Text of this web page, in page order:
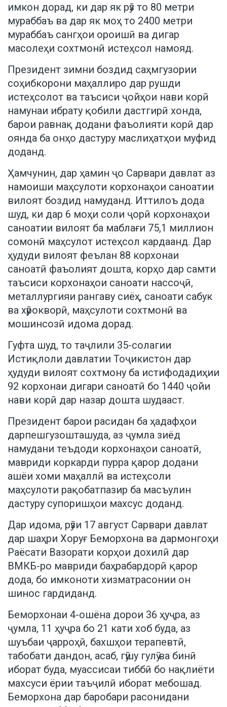
имкон дорад, ки дар як рӯз то 80 метри
мураббаъ ва дар як моҳ то 2400 метри
мураббаъ сангҳои ороишӣ ва дигар
масолеҳи сохтмонӣ истеҳсол намояд.
Президент зимни боздид саҳмгузории
соҳибкорони маҳаллиро дар рушди
истеҳсолот ва таъсиси ҷойҳои нави корӣ
намунаи ибрату қобили дастгирӣ хонда,
барои равнақ додани фаъолияти корӣ дар
оянда ба онҳо дастуру маслиҳатҳои муфид
доданд.
Ҳамчунин, дар ҳамин ҷо Сарвари давлат аз
намоиши маҳсулоти корхонаҳои саноатии
вилоят боздид намуданд. Иттилоъ дода
шуд, ки дар 6 моҳи соли ҷорӣ корхонаҳои
саноатии вилоят ба маблағи 75,1 миллион
сомонӣ маҳсулот истеҳсол кардаанд. Дар
ҳудуди вилоят феълан 88 корхонаи
саноатӣ фаъолият дошта, корҳо дар самти
таъсиси корхонаҳои саноати нассоҷӣ,
металлургияи рангаву сиёҳ, саноати сабук
ва хӯрокворӣ, маҳсулоти сохтмонӣ ва
мошинсозӣ идома дорад.
Гуфта шуд, то таҷлили 35-солагии
Истиқлоли давлатии Тоҷикистон дар
ҳудуди вилоят сохтмону ба истифодадиҳии
92 корхонаи дигари саноатӣ бо 1440 ҷойи
нави корӣ дар назар дошта шудааст.
Президент барои расидан ба ҳадафҳои
дарпешгузошташуда, аз ҷумла зиёд
намудани теъдоди корхонаҳои саноатӣ,
мавриди коркарди пурра қарор додани
ашёи хоми маҳаллӣ ва истеҳсоли
маҳсулоти рақобатпазир ба масъулин
дастуру супоришҳои махсус доданд.
Дар идома, рӯзи 17 август Сарвари давлат
дар шаҳри Хоруғ Беморхона ва дармонгоҳи
Раёсати Вазорати корҳои дохилӣ дар
ВМКБ-ро мавриди баҳрабардорӣ қарор
дода, бо имконоти хизматрасонии он
шинос гардиданд.
Беморхонаи 4-ошёна дорои 36 ҳуҷра, аз
ҷумла, 11 ҳуҷра бо 21 кати хоб буда, аз
шуъбаи ҷарроҳӣ, бахшҳои терапевтӣ,
табобати дандон, асаб, гӯшу гулӯ ва бинӣ
иборат буда, муассисаи тиббӣ бо нақлиёти
махсуси ёрии таъҷилӣ иборат мебошад.
Беморхона дар баробари расонидани